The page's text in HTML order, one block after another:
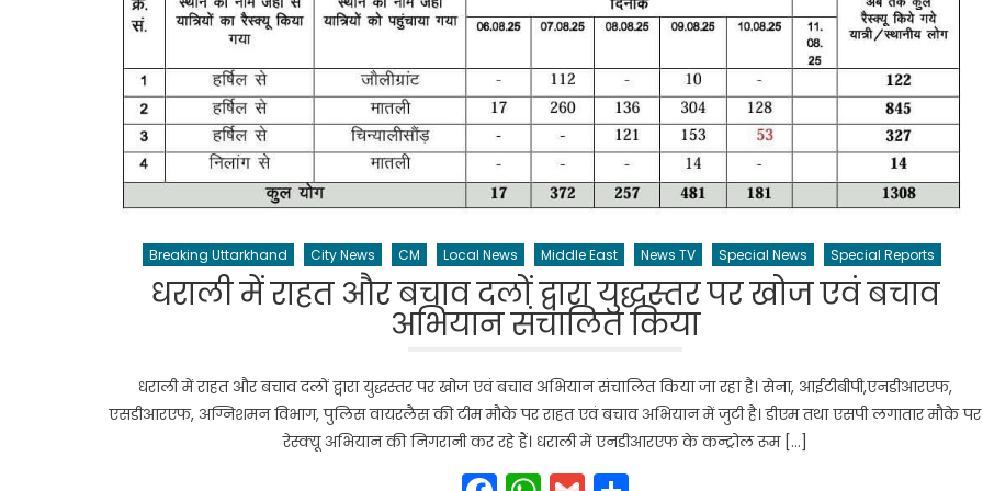
Breaking Uttarkhand City News CM Local News Middle East News TV Special News Special Reports
धराली में राहत और बचाव दलों द्वारा युद्धस्तर पर खोज एवं बचाव
अभियान संचालित किया
धराली में राहत और बचाव दलों द्वारा युद्धस्तर पर खोज एवं बचाव अभियान संचालित किया जा रहा है। सेना, आईटीबीपी,एनडीआरएफ,
एसडीआरएफ, अग्निशमन विभाग, पुलिस वायरलैस की टीम मौके पर राहत एवं बचाव अभियान में जुटी है। डीएम तथा एसपी लगातार मौके पर
रेस्क्यू अभियान की निगरानी कर रहे हैं। धराली में एनडीआरएफ के कन्ट्रोल रूम […]